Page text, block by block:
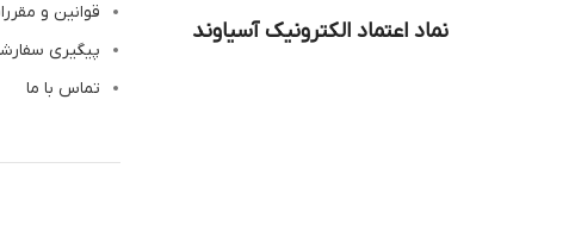
نماد اعتماد الکترونیک آسیاوند
قوانین و
پیگیری
تماس با ما